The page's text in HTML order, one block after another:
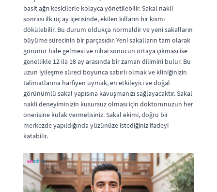
basit ağrı kesicilerle kolayca yönetilebilir. Sakal nakli
sonrası ilk üç ay içerisinde, ekilen kılların bir kısmı
dökülebilir. Bu durum oldukça normaldir ve yeni sakalların
büyüme sürecinin bir parçasıdır. Yeni sakalların tam olarak
görünür hale gelmesi ve nihai sonucun ortaya çıkması ise
genellikle 12 ila 18 ay arasında bir zaman dilimini bulur. Bu
uzun iyileşme süreci boyunca sabırlı olmak ve kliniğinizin
talimatlarına harfiyen uymak, en etkileyici ve doğal
görünümlü sakal yapısına kavuşmanızı sağlayacaktır. Sakal
nakli deneyiminizin kusursuz olması için doktorunuzun her
önerisine kulak vermelisiniz. Sakal ekimi, doğru bir
merkezde yapıldığında yüzünüze istediğiniz ifadeyi
katabilir.